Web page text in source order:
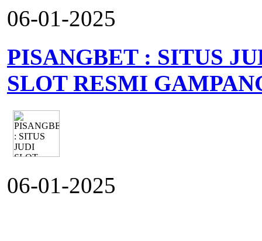
06-01-2025
PISANGBET : SITUS
SLOT RESMI
06-01-2025